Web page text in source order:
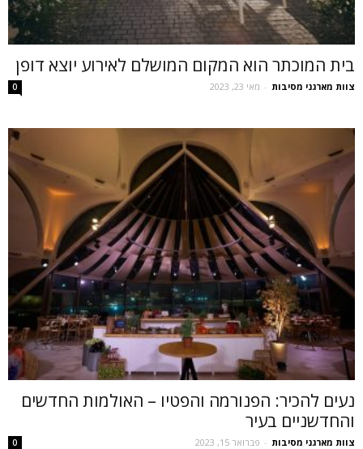
בית המוכתר הוא המקום המושלם לאירוע יוצא דופן
צוות מארגני מסיבות - מאי 23, 2023 0
נעים להכיר: הפנורמה והפטיו – האולמות החדשים
והחדשניים בעיר
צוות מארגני מסיבות - פברואר 15, 2023 0